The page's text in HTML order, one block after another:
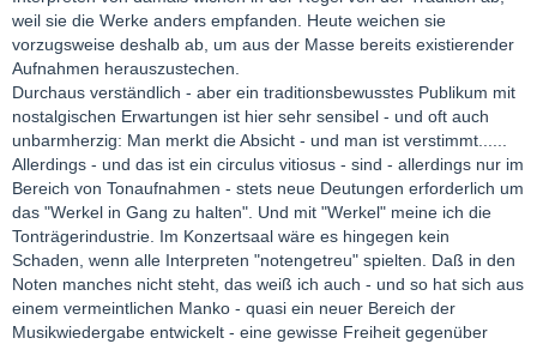
weil sie die Werke anders empfanden. Heute weichen sie
vorzugsweise deshalb ab, um aus der Masse bereits existierender
Aufnahmen herauszustechen.
Durchaus verständlich - aber ein traditionsbewusstes Publikum mit
nostalgischen Erwartungen ist hier sehr sensibel - und oft auch
unbarmherzig: Man merkt die Absicht - und man ist verstimmt......
Allerdings - und das ist ein circulus vitiosus - sind - allerdings nur im
Bereich von Tonaufnahmen - stets neue Deutungen erforderlich um
das "Werkel in Gang zu halten". Und mit "Werkel" meine ich die
Tonträgerindustrie. Im Konzertsaal wäre es hingegen kein
Schaden, wenn alle Interpreten "notengetreu" spielten. Daß in den
Noten manches nicht steht, das weiß ich auch - und so hat sich aus
einem vermeintlichen Manko - quasi ein neuer Bereich der
Musikwiedergabe entwickelt - eine gewisse Freiheit gegenüber